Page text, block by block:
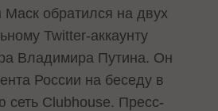
обратился на двух
Twitter-аккаунту
Владимира Путина. Он
России на беседу в
сеть Clubhouse. Пресс-